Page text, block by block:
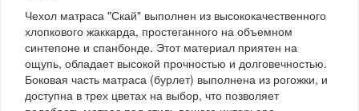
Чехол матраса "Скай" выполнен из высококачественного
хлопкового жаккарда, простеганного на объемном
синтепоне и спанбонде. Этот материал приятен на
ощупь, обладает высокой прочностью и долговечностью.
Боковая часть матраса (бурлет) выполнена из рогожки, и
доступна в трех цветах на выбор, что позволяет